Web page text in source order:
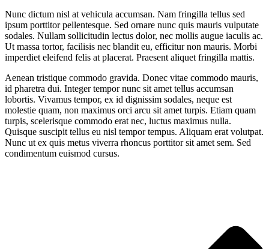
Nunc dictum nisl at vehicula accumsan. Nam fringilla tellus sed
ipsum porttitor pellentesque. Sed ornare nunc quis mauris vulputate
sodales. Nullam sollicitudin lectus dolor, nec mollis augue iaculis ac.
Ut massa tortor, facilisis nec blandit eu, efficitur non mauris. Morbi
imperdiet eleifend felis at placerat. Praesent aliquet fringilla mattis.
Aenean tristique commodo gravida. Donec vitae commodo mauris,
id pharetra dui. Integer tempor nunc sit amet tellus accumsan
lobortis. Vivamus tempor, ex id dignissim sodales, neque est
molestie quam, non maximus orci arcu sit amet turpis. Etiam quam
turpis, scelerisque commodo erat nec, luctus maximus nulla.
Quisque suscipit tellus eu nisl tempor tempus. Aliquam erat volutpat.
Nunc ut ex quis metus viverra rhoncus porttitor sit amet sem. Sed
condimentum euismod cursus.